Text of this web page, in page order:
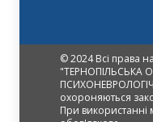
© 2024 Всі права
"ТЕРНОПІЛЬСЬКА
охороняються
При використанні